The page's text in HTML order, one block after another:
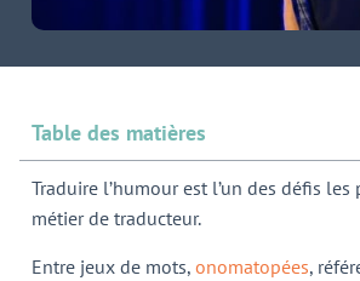
Table des matières
Traduire l’humour est l’un des défis
métier de traducteur.
Entre jeux de mots, onomatopées,